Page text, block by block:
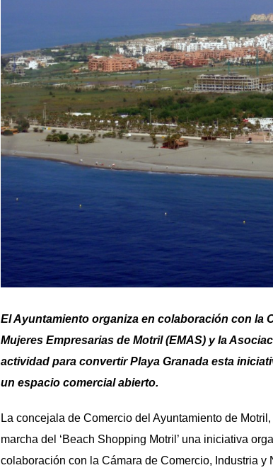
El Ayuntamiento organiza en colaboración con la
Mujeres Empresarias de Motril (EMAS) y la
actividad para convertir Playa Granada esta
un espacio comercial abierto.
La concejala de Comercio del Ayuntamiento de
marcha del ‘Beach Shopping Motril’ una iniciativa
colaboración con la Cámara de Comercio, Industria